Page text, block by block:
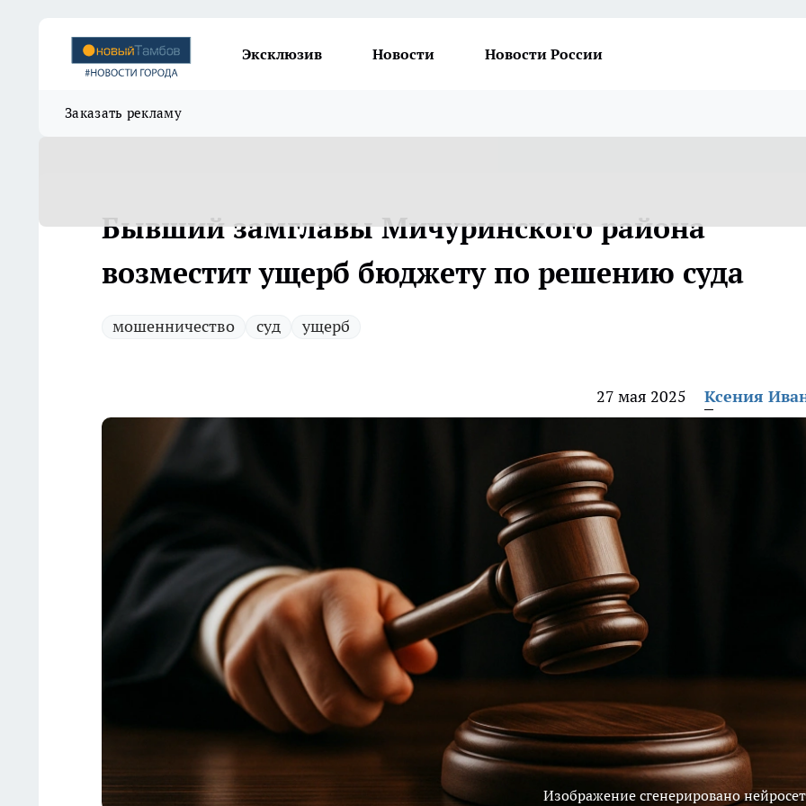
Эксклюзив Новости Новости России
Заказать рекламу
Бывший замглавы Мичуринского района
возместит ущерб бюджету по решению суда
мошенничество суд ущерб
27 мая 2025 Ксения
Изображение сгенерировано